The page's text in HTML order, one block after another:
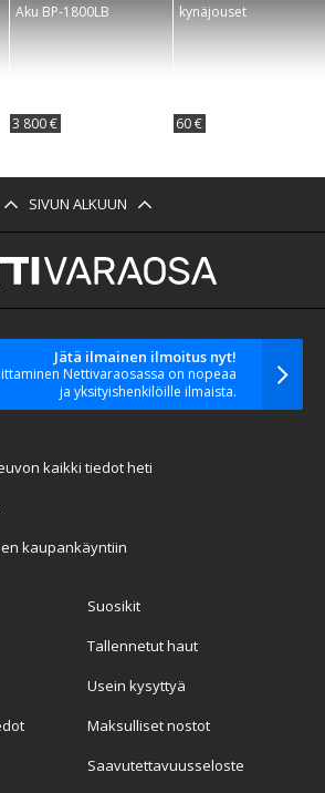
Aku BP-1800LB
3 800 €
kynäjouset
60 €
SIVUN ALKUUN
Jätä ilmainen ilmoitus nyt!
Nettivaraosassa on nopeaa
ja yksityishenkilöille ilmaista.
kaikki tiedot heti
kaupankäyntiin
Suosikit
Tallennetut haut
Usein kysyttyä
Maksulliset nostot
Saavutettavuusseloste